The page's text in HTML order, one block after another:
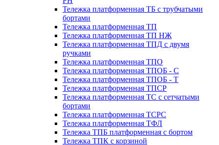
Тележка платформенная ТБ с трубчатыми
бортами
Тележка платформенная ТП
Тележка платформенная ТП НЖ
Тележка платформенная ТПД с двумя
ручками
Тележка платформенная ТПО
Тележка платформенная ТПОБ - С
Тележка платформенная ТПОБ - Т
Тележка платформенная ТПСР
Тележка платформенная ТС с сетчатыми
бортами
Тележка платформенная ТСРС
Тележка платформенная ТФЛ
Тележка ТПБ платформенная с бортом
Тележка ТПК с корзиной